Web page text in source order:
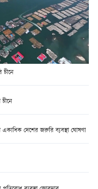
চীনে
একাধিক দেশের জরুরি ব্যবস্থা ঘোষণা